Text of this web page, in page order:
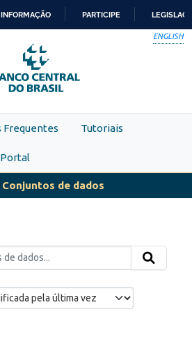
PARA
O
CONTEÚDO
PARTICIPE
ENGLISH
Frequentes Tutoriais
Conjuntos de dados